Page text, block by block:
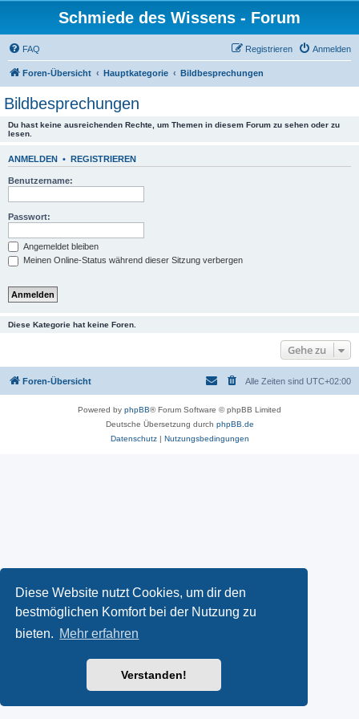
Diese Website nutzt Cookies, um dir den
bestmöglichen Komfort bei der Nutzung zu
bieten. Mehr erfahren
Verstanden!
Schmiede des Wissens - Forum
FAQ Anmelden
Registrieren
Foren-Übersicht Hauptkategorie Bildbesprechungen
Bildbesprechungen
Du hast keine ausreichenden Rechte, um Themen in diesem Forum zu sehen oder zu
lesen.
ANMELDEN • REGISTRIEREN
Benutzername:
Passwort:
Angemeldet bleiben
Meinen Online-Status während dieser Sitzung verbergen
Diese Kategorie hat keine Foren.
Gehe zu
Foren-Übersicht Alle Zeiten sind UTC+02:00
Powered by phpBB® Forum Software © phpBB Limited
Deutsche Übersetzung durch phpBB.de
Datenschutz| Nutzungsbedingungen